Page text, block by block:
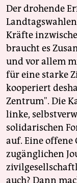
Der drohende
Kräfte
braucht es
und vor allem
für eine starke
kooperiert
Zentrum". Die
linke,
solidarischen
auf. Eine offene
zugänglichen
auch? Dann